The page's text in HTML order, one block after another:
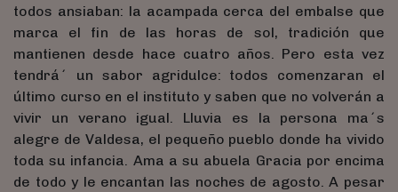
todos ansiaban: la acampada cerca del embalse que
marca el fin de las horas de sol, tradición que
mantienen desde hace cuatro años. Pero esta vez
tendrá´ un sabor agridulce: todos comenzaran el
último curso en el instituto y saben que no volverán a
vivir un verano igual. Lluvia es la persona ma´s
alegre de Valdesa, el pequeño pueblo donde ha vivido
toda su infancia. Ama a su abuela Gracia por encima
de todo y le encantan las noches de agosto. A pesar